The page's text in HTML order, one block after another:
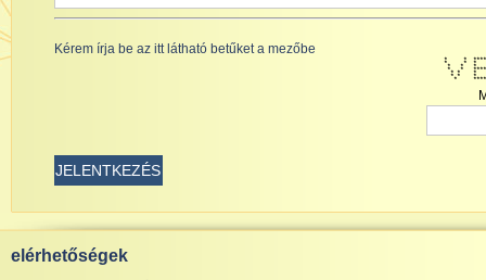
Kérem írja be az itt látható betűket a mezőbe
* *
* * *
* *
* *
* *
* *
*
JELENTKEZÉS
elérhetőségek